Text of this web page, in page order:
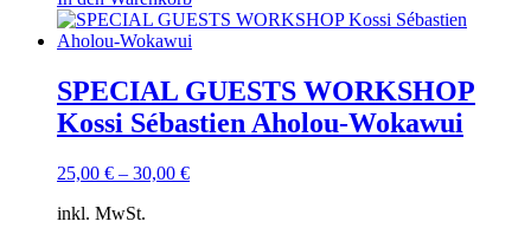
SPECIAL GUESTS WORKSHOP
Kossi Sébastien Aholou-Wokawui
25,00 € – 30,00 €
inkl. MwSt.